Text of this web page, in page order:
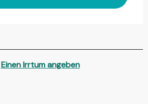
Einen Irrtum angeben